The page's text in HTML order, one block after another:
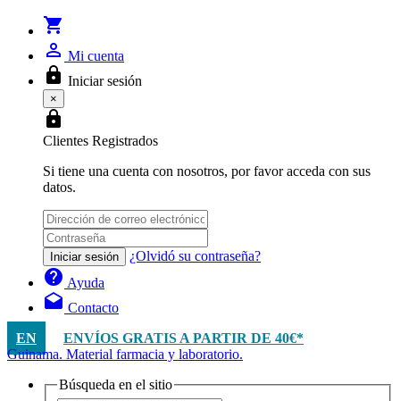
shopping_cart
person_outline Mi cuenta
lock Iniciar sesión
×
lock
Clientes Registrados
Si tiene una cuenta con nosotros, por favor acceda con sus
datos.
Iniciar sesión ¿Olvidó su contraseña?
help Ayuda
drafts Contacto
EN
ENVÍOS GRATIS A PARTIR DE 40€*
Guinama. Material farmacia y laboratorio.
Búsqueda en el sitio